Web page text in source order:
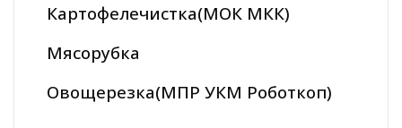
Картофелечистка(МОК МКК)
Мясорубка
Овощерезка(МПР УКМ Роботкоп)